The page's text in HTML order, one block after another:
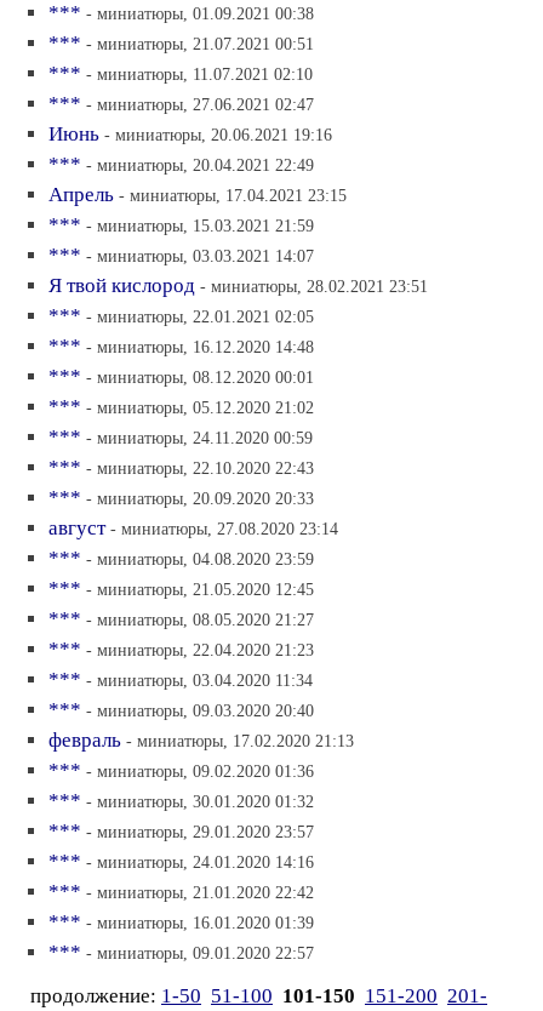
*** - миниатюры, 01.09.2021 00:38
*** - миниатюры, 21.07.2021 00:51
*** - миниатюры, 11.07.2021 02:10
*** - миниатюры, 27.06.2021 02:47
Июнь - миниатюры, 20.06.2021 19:16
*** - миниатюры, 20.04.2021 22:49
Апрель - миниатюры, 17.04.2021 23:15
*** - миниатюры, 15.03.2021 21:59
*** - миниатюры, 03.03.2021 14:07
Я твой кислород - миниатюры, 28.02.2021 23:51
*** - миниатюры, 22.01.2021 02:05
*** - миниатюры, 16.12.2020 14:48
*** - миниатюры, 08.12.2020 00:01
*** - миниатюры, 05.12.2020 21:02
*** - миниатюры, 24.11.2020 00:59
*** - миниатюры, 22.10.2020 22:43
*** - миниатюры, 20.09.2020 20:33
август - миниатюры, 27.08.2020 23:14
*** - миниатюры, 04.08.2020 23:59
*** - миниатюры, 21.05.2020 12:45
*** - миниатюры, 08.05.2020 21:27
*** - миниатюры, 22.04.2020 21:23
*** - миниатюры, 03.04.2020 11:34
*** - миниатюры, 09.03.2020 20:40
февраль - миниатюры, 17.02.2020 21:13
*** - миниатюры, 09.02.2020 01:36
*** - миниатюры, 30.01.2020 01:32
*** - миниатюры, 29.01.2020 23:57
*** - миниатюры, 24.01.2020 14:16
*** - миниатюры, 21.01.2020 22:42
*** - миниатюры, 16.01.2020 01:39
*** - миниатюры, 09.01.2020 22:57
продолжение: 1-50 51-100 101-150 151-200 201-